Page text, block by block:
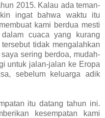
2015. Kalau ada teman-
ingat bahwa waktu itu
kami berdua mesti
cuaca yang kurang
tidak mengalahkan
sering berdoa, mudah-
untuk jalan-jalan ke Eropa
sebelum keluarga adik
itu datang tahun ini.
kesempatan kami